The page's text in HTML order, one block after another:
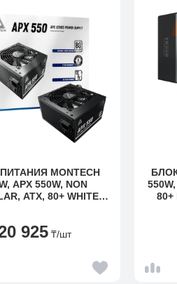
MONTECH
APX 550W, NON
ATX, 80+ WHITE,
925 ₸/шт
80+